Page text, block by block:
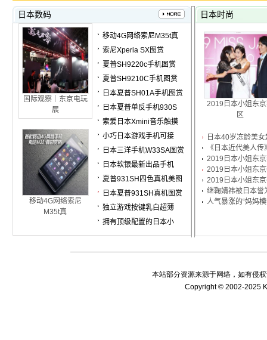
日本数码
国际观察｜东京电玩
展
移动4G网络索尼
M35t真
移动4G网络索尼M35t真
索尼Xperia SX图赏
夏普SH9220c手机图赏
夏普SH9210C手机图赏
日本夏普SH01A手机图赏
日本夏普单反手机930S
索爱日本Xmini音乐触摸
小巧日本游戏手机可接
日本三洋手机W33SA图赏
日本软银最新出品手机
夏普931SH四色真机美图
日本夏普931SH真机图赏
独立游戏按键乳白超薄
拥有顶级配置的日本小
日本时尚
2019日本小姐东
区
日本40岁冻龄美女
《日本近代美人传
2019日本小姐东
2019日本小姐东
2019日本小姐东
继鞠婧祎被日本誉
人气暴涨的“妈妈